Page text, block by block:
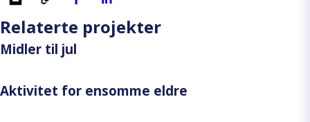
Relaterte projekter
Midler til jul
Aktivitet for ensomme eldre